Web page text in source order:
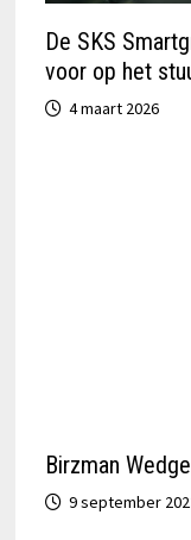
De SKS
voor op het
4 maart 2026
Birzman
9 september